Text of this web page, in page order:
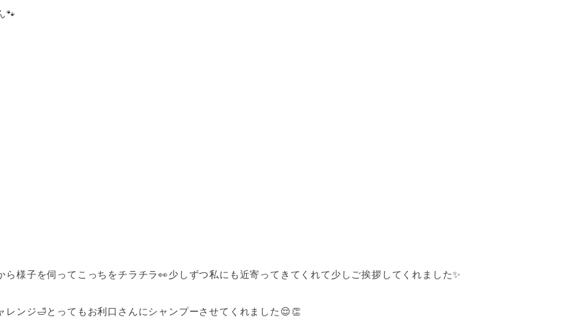
🐾
様子を伺ってこっちをチラチラ👀少しずつ私にも近寄ってきてくれて少しご挨拶してくれました✨
ンジ🛁とってもお利口さんにシャンプーさせてくれました😌👏